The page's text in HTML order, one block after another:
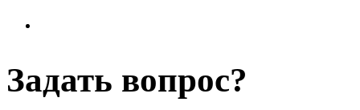
Задать вопрос?